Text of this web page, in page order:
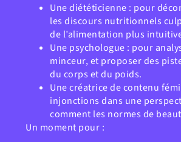
Une diététicienne : pour
les discours nutritionnels
de l’alimentation plus
Une psychologue : pour
minceur, et proposer des
du corps et du poids.
Une créatrice de contenu
injonctions dans une
comment les normes de
Un moment pour :